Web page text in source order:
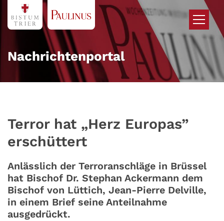
Zum Inhalt springen
Nachrichtenportal
Terror hat „Herz Europas”
erschüttert
Anlässlich der Terroranschläge in Brüssel
hat Bischof Dr. Stephan Ackermann dem
Bischof von Lüttich, Jean-Pierre Delville,
in einem Brief seine Anteilnahme
ausgedrückt.